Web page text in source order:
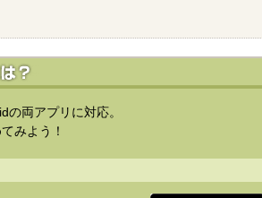
の両アプリに対応。
みよう！